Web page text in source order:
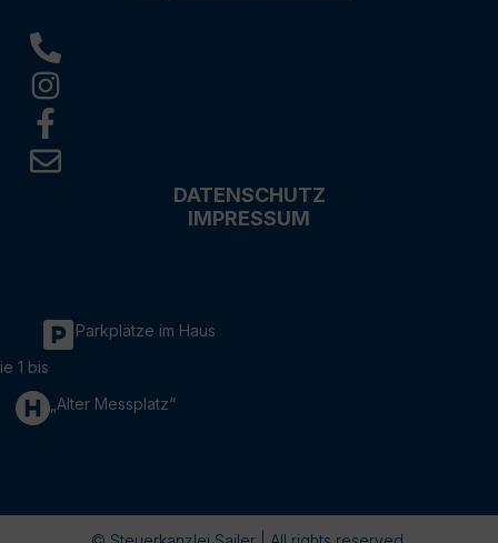
DATENSCHUTZ
IMPRESSUM
Parkplätze im Haus
1 bis
„Alter Messplatz“